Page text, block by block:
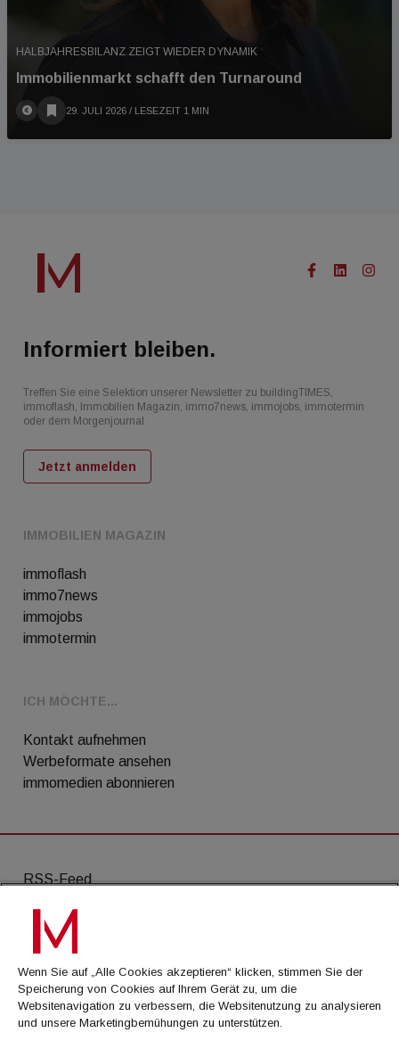
HALBJAHRESBILANZ ZEIGT WIEDER DYNAMIK
Immobilienmarkt schafft den Turnaround
29. JULI 2026 / LESEZEIT 1 MIN
IMMOBILIEN MAGAZIN
immoflash
immo7news
immojobs
immotermin
ICH MÖCHTE...
Kontakt aufnehmen
Werbeformate ansehen
immomedien abonnieren
Informiert bleiben.
Treffen Sie eine Selektion unserer Newsletter zu buildingTIMES,
immoflash, Immobilien Magazin, immo7news, immojobs, immotermin
oder dem Morgenjournal
Jetzt anmelden
RSS-Feed
AGB
Datenschutz
Kontakt
Impressum
Wenn Sie auf „Alle Cookies akzeptieren“ klicken, stimmen Sie der
Speicherung von Cookies auf Ihrem Gerät zu, um die
Websitenavigation zu verbessern, die Websitenutzung zu analysieren
und unsere Marketingbemühungen zu unterstützen.